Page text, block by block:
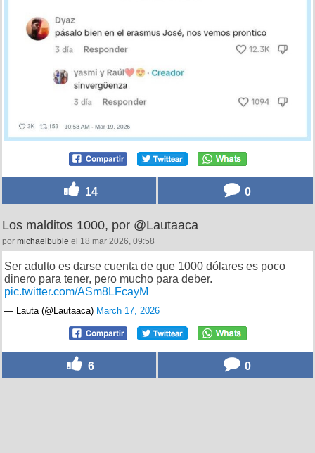
14 0
Los malditos 1000, por @Lautaaca
por michaelbuble el 18 mar 2026, 09:58
Ser adulto es darse cuenta de que 1000 dólares es poco
dinero para tener, pero mucho para deber.
pic.twitter.com/ASm8LFcayM
— Lauta (@Lautaaca) March 17, 2026
6 0